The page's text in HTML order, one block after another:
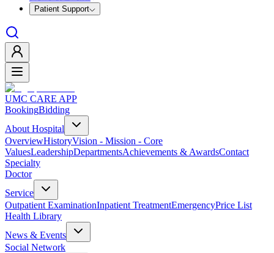
Patient Support
UMC CARE APP
BookingBidding
About Hospital
OverviewHistoryVision - Mission - Core
ValuesLeadershipDepartmentsAchievements & AwardsContact
Specialty
Doctor
Service
Outpatient ExaminationInpatient TreatmentEmergencyPrice List
Health Library
News & Events
Social Network